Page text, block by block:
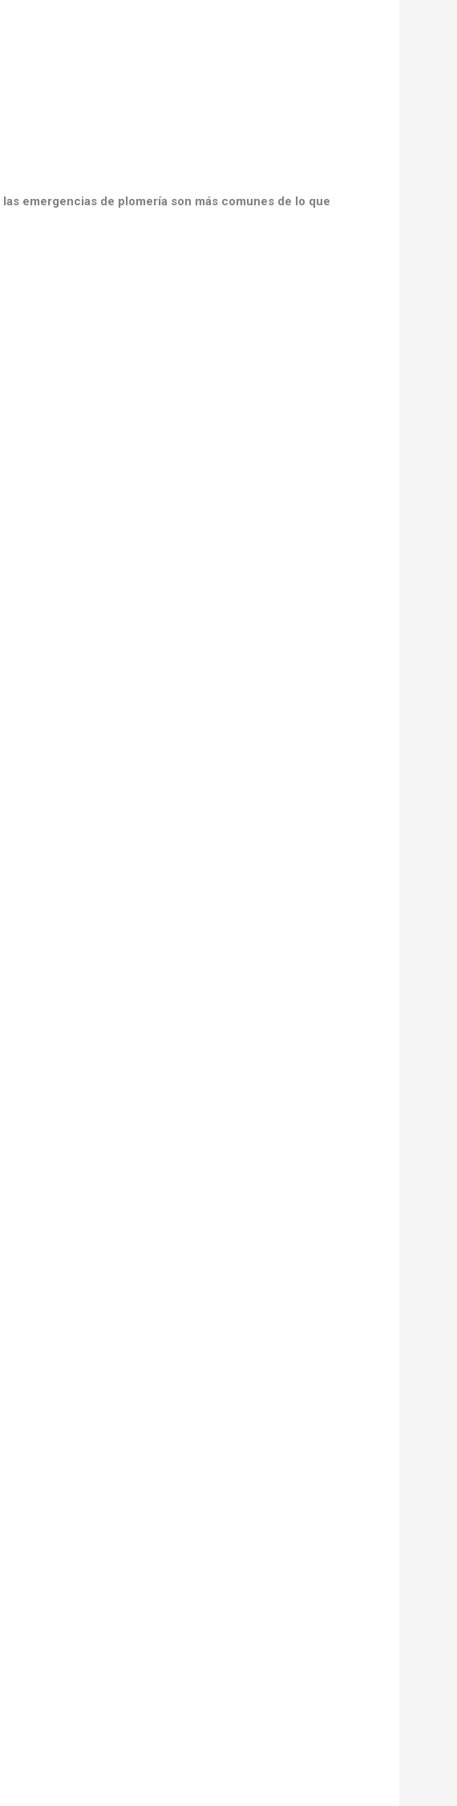
las emergencias de plomería son más comunes de lo que